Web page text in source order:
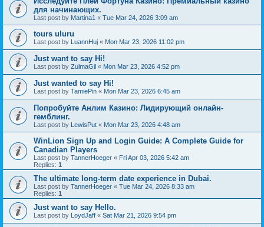
для начинающих.
Last post by Martina1 « Tue Mar 24, 2026 3:09 am
tours uluru
Last post by LuannHuj « Mon Mar 23, 2026 11:02 pm
Just want to say Hi!
Last post by ZulmaGil « Mon Mar 23, 2026 4:52 pm
Just wanted to say Hi!
Last post by TamiePin « Mon Mar 23, 2026 6:45 am
Попробуйте Анлим Казино: Лидирующий онлайн-
гемблинг.
Last post by LewisPut « Mon Mar 23, 2026 4:48 am
WinLion Sign Up and Login Guide: A Complete Guide for
Canadian Players
Last post by TannerHoeger « Fri Apr 03, 2026 5:42 am
Replies: 1
The ultimate long-term date experience in Dubai.
Last post by TannerHoeger « Tue Mar 24, 2026 8:33 am
Replies: 1
Just want to say Hello.
Last post by LoydJaff « Sat Mar 21, 2026 9:54 pm